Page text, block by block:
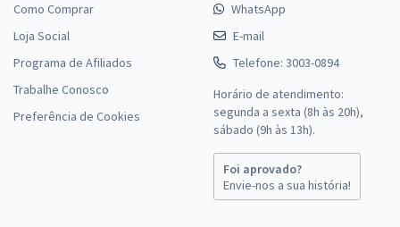
Como Comprar
Loja Social
Programa de Afiliados
Trabalhe Conosco
Preferência de Cookies
WhatsApp
E-mail
Telefone: 3003-0894
Horário de atendimento:
segunda a sexta (8h às 20h),
sábado (9h às 13h).
Foi aprovado?
Envie-nos a sua história!